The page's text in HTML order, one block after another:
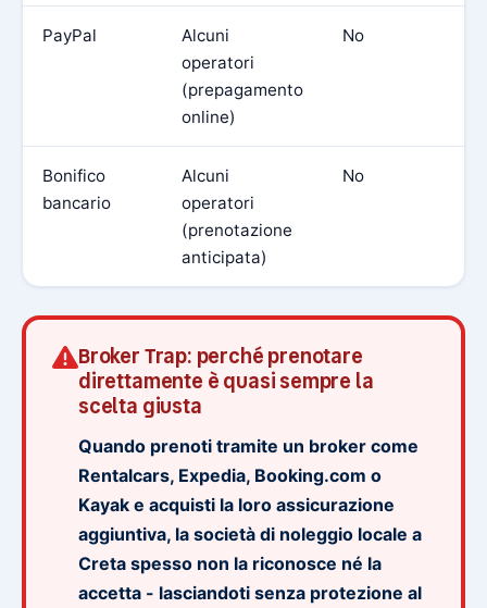
PayPal
Alcuni
operatori
(prepagamento
online)
No
Bonifico
bancario
Alcuni
operatori
(prenotazione
anticipata)
No
Broker Trap: perché prenotare
direttamente è quasi sempre la
scelta giusta
Quando prenoti tramite un broker come
Rentalcars, Expedia, Booking.com o
Kayak e acquisti la loro assicurazione
aggiuntiva, la società di noleggio locale a
Creta spesso non la riconosce né la
accetta - lasciandoti senza protezione al